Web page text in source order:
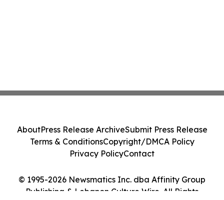
© 1995-2026 Newsmatics Inc. dba Affinity Group
Publishing & Lebanon Culture Wire. All Rights
AboutPress Release ArchiveSubmit Press Release
Terms & ConditionsCopyright/DMCA Policy
Privacy PolicyContact